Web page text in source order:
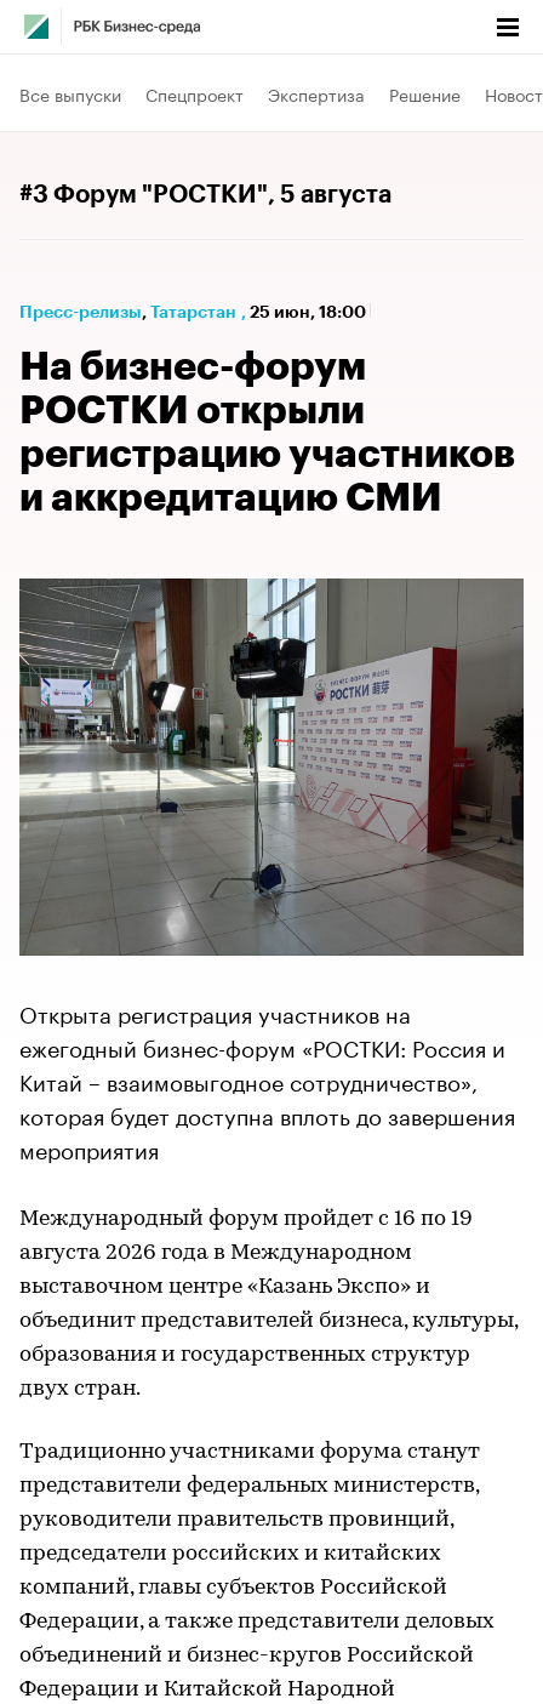
Все выпуски Спецпроект Экспертиза Решение
#3 Форум "РОСТКИ", 5 августа
Пресс-релизы⁠, Татарстан , 25 июн, 18:00
На бизнес-форум
РОСТКИ открыли
регистрацию участников
и аккредитацию СМИ
Открыта регистрация участников на
ежегодный бизнес-форум «РОСТКИ: Россия и
Китай – взаимовыгодное сотрудничество»,
которая будет доступна вплоть до завершения
мероприятия
Международный форум пройдет с 16 по 19
августа 2026 года в Международном
выставочном центре «Казань Экспо» и
объединит представителей бизнеса, культуры,
образования и государственных структур
двух стран.
Традиционно участниками форума станут
представители федеральных министерств,
руководители правительств провинций,
председатели российских и китайских
компаний, главы субъектов Российской
Федерации, а также представители деловых
объединений и бизнес-кругов Российской
Федерации и Китайской Народной